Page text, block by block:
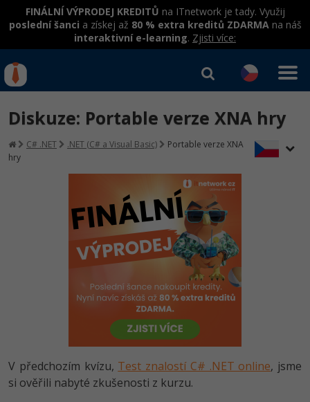
FINÁLNÍ VÝPRODEJ KREDITŮ na ITnetwork je tady. Využij
poslední šanci a získej až 80 % extra kreditů ZDARMAna náš
interaktivní e-learning. Zjisti více:
hrazené úřadem práce
Workshopy zdarma
Umělá inteligence v praxi
Datová analýza v praxi
Školení
Základy programování
Objektové programování - OOP
Umělá inteligence
HTML5, CSS3, Bootstrap, SEO
SQL a databáze
Školení dle technologií
Java
JavaScript
Programátor WWW aplikací
Senior programátor
Front-end developer
Vývojář mobilních aplikací
C# Game developer
Kurzy programování
Jak začít?
Java -80%
C#.NET -80%
-80%
-80%
PHP -80%
Přihlásit se|Registrovat
Diskuze: Portable verze XNA hry
C# .NET .NET (C# a Visual Basic)
Portable verze XNA
hry
V předchozím kvízu, Test znalostí C# .NET online, jsme
si ověřili nabyté zkušenosti z kurzu.